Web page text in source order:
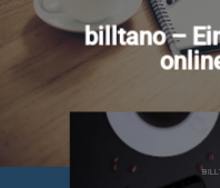
billtano –